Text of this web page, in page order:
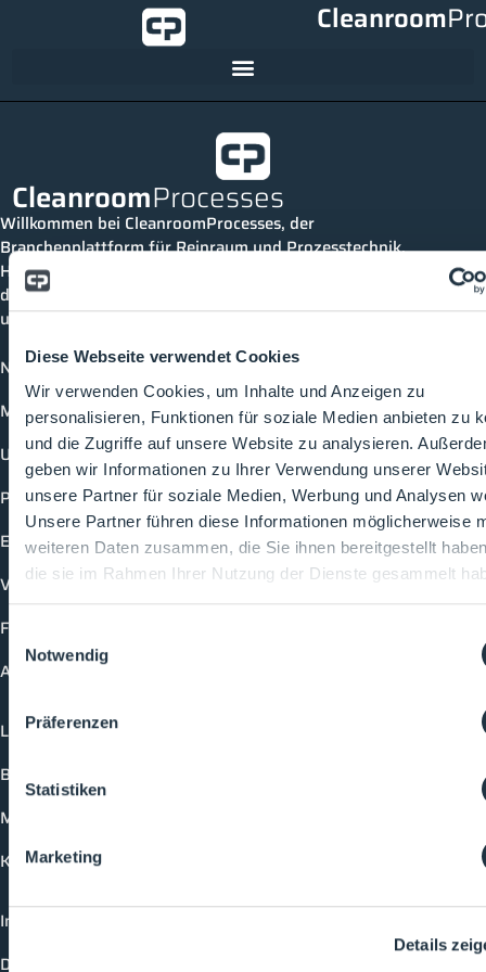
Diese Webseite verwendet Cookies
Wir verwenden Cookies, um Inhalte und Anzeigen zu
personalisieren, Funktionen für soziale Medien anbieten zu
und die Zugriffe auf unsere Website zu analysieren.
geben wir Informationen zu Ihrer Verwendung unserer
unsere Partner für soziale Medien, Werbung und Analysen
Unsere Partner führen diese Informationen möglicherweise
weiteren Daten zusammen, die Sie ihnen bereitgestellt
die sie im Rahmen Ihrer Nutzung der Dienste gesammelt
Einwilligungsauswahl
Notwendig
Präferenzen
Statistiken
Marketing
Details
Cleanroom
CleanroomProcesses
Willkommen bei CleanroomProcesses, der
Branchenplattform für Reinraum und Prozesstechnik.
Hier bleibst du immer auf dem neuesten Stand, kannst
dich mit anderen verknüpfen und alle relevanten Themen
und Events der Branche entdecken.
News
Mediathek
Unternehmen
Produkte
Events
Vorträge
Future-Faces
Academy
Login
Buchungsmöglichkeiten
Medienformate
Kontakt
Impressum
Datenschutzerklärung